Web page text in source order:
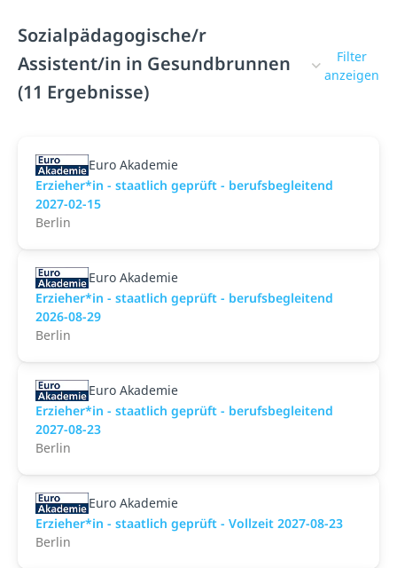
Sozialpädagogische/r
Assistent/in in Gesundbrunnen
(11 Ergebnisse)
Filter
anzeigen
Euro Akademie
Erzieher*in - staatlich geprüft - berufsbegleitend
2027-02-15
Berlin
Euro Akademie
Erzieher*in - staatlich geprüft - berufsbegleitend
2026-08-29
Berlin
Euro Akademie
Erzieher*in - staatlich geprüft - berufsbegleitend
2027-08-23
Berlin
Euro Akademie
Erzieher*in - staatlich geprüft - Vollzeit 2027-08-23
Berlin